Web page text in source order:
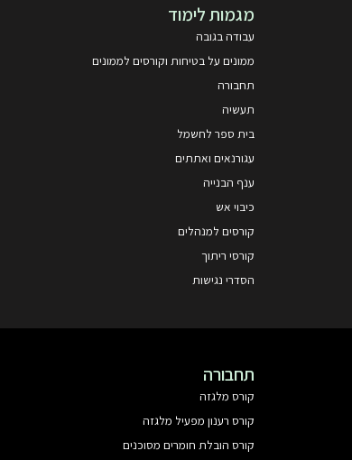
מגמות לימוד
עבודה בגובה
ממונים על בטיחות וקורסים לממונים
תחבורה
תעשיה
בית ספר לחשמל
עגורנאים ואתתים
ענף הבנייה
כיבוי אש
קורסים למנהלים
קורסי ריתוך
הסדרי נגישות
תחבורה
קורס מלגזה
קורס רענון מפעיל מלגזה
קורס הובלת חומרים מסוכנים